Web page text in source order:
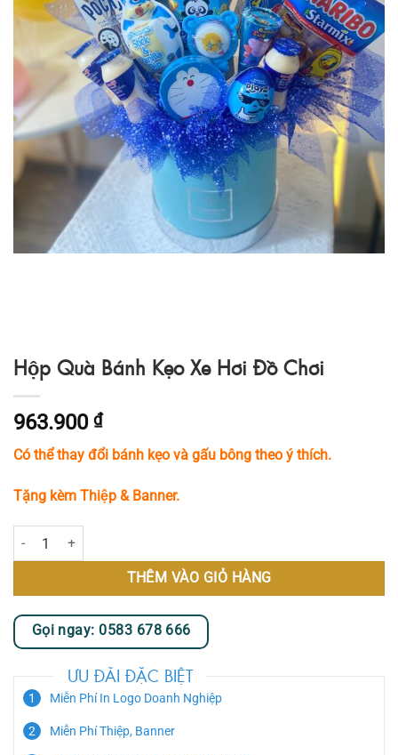
Hộp Quà Bánh Kẹo Xe Hơi Đồ Chơi
963.900 ₫
Có thể thay đổi bánh kẹo và gấu bông theo ý thích.
Tặng kèm Thiệp & Banner.
Hộp Quà Bánh Kẹo Xe Hơi Đồ Chơi số lượng
THÊM VÀO GIỎ HÀNG
Gọi ngay: 0583 678 666
ƯU ĐÃI ĐẶC BIỆT
Miễn Phí In Logo Doanh Nghiệp
Miễn Phí Thiệp, Banner